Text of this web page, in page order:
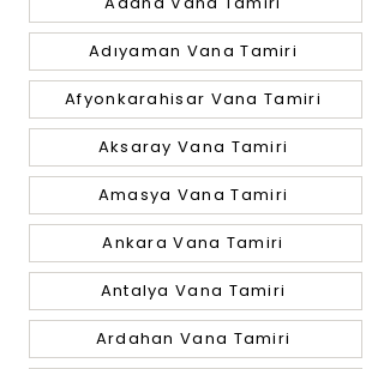
Adıyaman Vana Tamiri
Afyonkarahisar Vana Tamiri
Aksaray Vana Tamiri
Amasya Vana Tamiri
Ankara Vana Tamiri
Antalya Vana Tamiri
Ardahan Vana Tamiri